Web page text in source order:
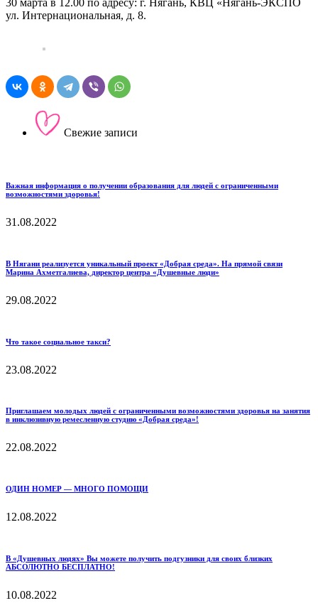
ул. Интернациональная, д. 8.
Свежие записи
Важная информация о получении образования для людей с ограниченными
возможностями здоровья!
31.08.2022
В Нягани реализуется уникальный проект «Добрая среда». На прямой связи
Марина Ахметгалиева, директор центра «Душевные люди»
29.08.2022
Что такое социальное такси?
23.08.2022
Приглашаем молодых людей с ограниченными возможностями здоровья на занятия
в инклюзивную ремесленную студию «Добрая среда»!
22.08.2022
ОДИН НОМЕР — МНОГО ПОМОЩИ
12.08.2022
В «Душевных людях» Вы можете получить подгузники для своих близких
АБСОЛЮТНО БЕСПЛАТНО!
10.08.2022